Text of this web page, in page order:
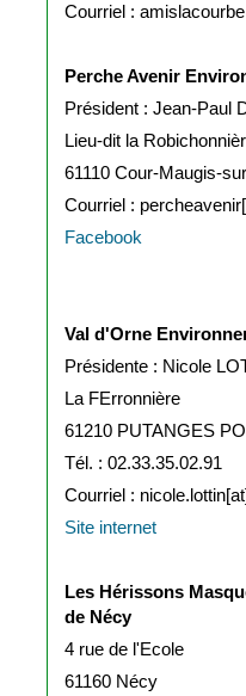
Courriel :
Perche Avenir
Président : Jean-Paul
Lieu-dit la
61110 Cour-Maugis-
Courriel :
Facebook
Val d'Orne
Présidente : Nicole
La FErronnière
61210 PUTANGES
Tél. : 02.33.35.02.91
Courriel :
Site internet
Les Hérissons
de Nécy
4 rue de l'Ecole
61160 Nécy